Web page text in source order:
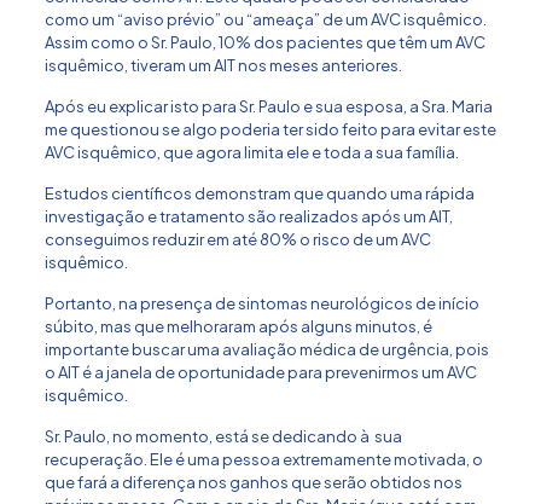
como um “aviso prévio” ou “ameaça” de um AVC isquêmico.
Assim como o Sr. Paulo, 10% dos pacientes que têm um AVC
isquêmico, tiveram um AIT nos meses anteriores.
Após eu explicar isto para Sr. Paulo e sua esposa, a Sra. Maria
me questionou se algo poderia ter sido feito para evitar este
AVC isquêmico, que agora limita ele e toda a sua família.
Estudos científicos demonstram que quando uma rápida
investigação e tratamento são realizados após um AIT,
conseguimos reduzir em até 80% o risco de um AVC
isquêmico.
Portanto, na presença de sintomas neurológicos de início
súbito, mas que melhoraram após alguns minutos, é
importante buscar uma avaliação médica de urgência, pois
o AIT é a janela de oportunidade para prevenirmos um AVC
isquêmico.
Sr. Paulo, no momento, está se dedicando à sua
recuperação. Ele é uma pessoa extremamente motivada, o
que fará a diferença nos ganhos que serão obtidos nos